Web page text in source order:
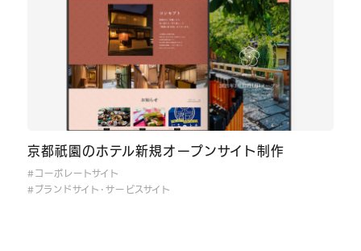
京都祇園のホテル新規オープンサイト制作
#コーポレートサイト
#ブランドサイト･サービスサイト